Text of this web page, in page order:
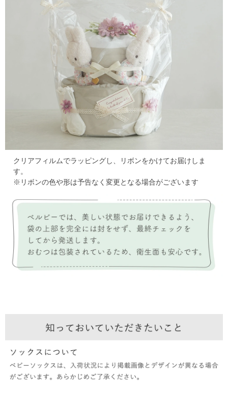
クリアフィルムでラッピングし、リボンをかけてお届けしま
す。
※リボンの色や形は予告なく変更となる場合がございます